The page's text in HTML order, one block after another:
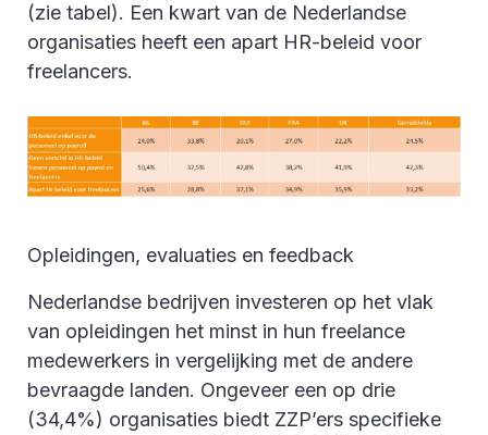
(zie tabel). Een kwart van de Nederlandse
organisaties heeft een apart HR-beleid voor
freelancers.
Opleidingen, evaluaties en feedback
Nederlandse bedrijven investeren op het vlak
van opleidingen het minst in hun freelance
medewerkers in vergelijking met de andere
bevraagde landen. Ongeveer een op drie
(34,4%) organisaties biedt ZZP’ers specifieke